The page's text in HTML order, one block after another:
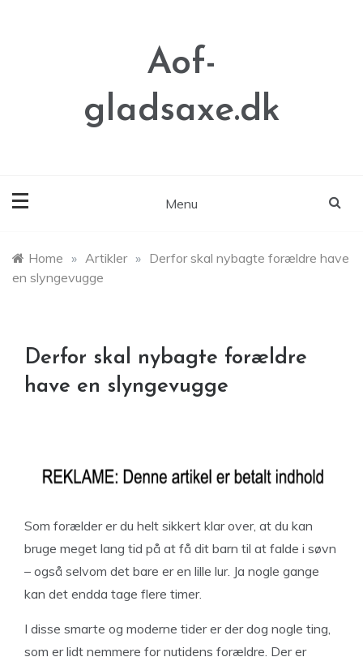
Aof-
gladsaxe.dk
Menu
Home » Artikler » Derfor skal nybagte forældre have
en slyngevugge
Derfor skal nybagte forældre
have en slyngevugge
Som forælder er du helt sikkert klar over, at du kan
bruge meget lang tid på at få dit barn til at falde i søvn
– også selvom det bare er en lille lur. Ja nogle gange
kan det endda tage flere timer.
I disse smarte og moderne tider er der dog nogle ting,
som er lidt nemmere for nutidens forældre. Der er